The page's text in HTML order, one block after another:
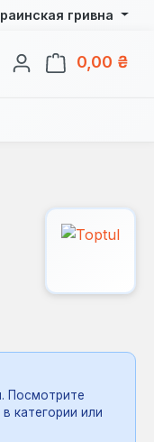
гривна
товары из
0,00 ₴
Посмотрите
категории или